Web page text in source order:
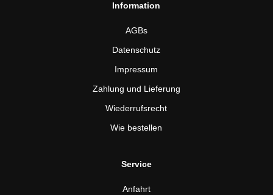
Information
AGBs
Datenschutz
Impressum
Zahlung und Lieferung
Wiederrufsrecht
Wie bestellen
Service
Anfahrt